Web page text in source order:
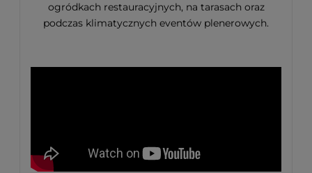
ogródkach restauracyjnych, na tarasach oraz
podczas klimatycznych eventów plenerowych.